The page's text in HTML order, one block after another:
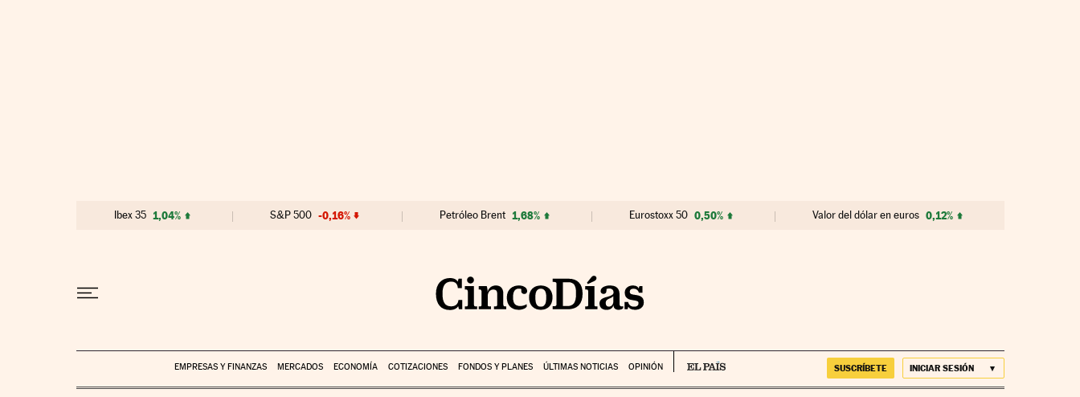
Ibex 35 1,04% S&P 500 -0,16% Petróleo Brent 1,68% Eurostoxx 50 0,50% Valor del dólar en euros 0,12%
EMPRESAS Y FINANZAS MERCADOS ECONOMÍA COTIZACIONES FONDOS Y PLANES ÚLTIMAS NOTICIAS OPINIÓN SUSCRÍBETE INICIAR SESIÓN